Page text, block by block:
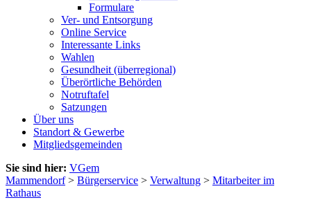
Formulare
Ver- und Entsorgung
Online Service
Interessante Links
Wahlen
Gesundheit (überregional)
Überörtliche Behörden
Notruftafel
Satzungen
Über uns
Standort & Gewerbe
Mitgliedsgemeinden
Sie sind hier: VGem
Mammendorf> Bürgerservice > Verwaltung > Mitarbeiter im
Rathaus